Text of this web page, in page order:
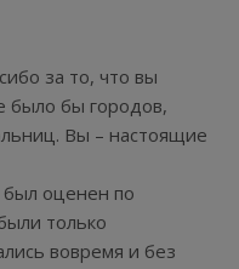
за то, что вы
было бы городов,
Вы – настоящие
оценен по
только
вовремя и без